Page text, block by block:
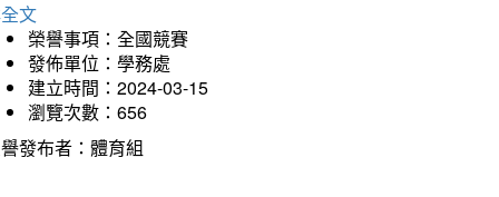
文
榮譽事項：全國競賽
發佈單位：學務處
建立時間：2024-03-15
瀏覽次數：656
發布者：體育組